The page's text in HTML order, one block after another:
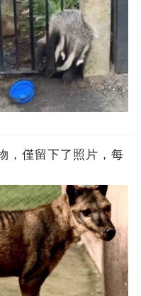
，僅留下了照片，每